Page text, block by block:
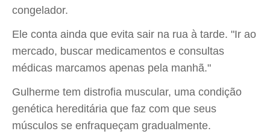
congelador.
Ele conta ainda que evita sair na rua à tarde. "Ir ao
mercado, buscar medicamentos e consultas
médicas marcamos apenas pela manhã."
Gulherme tem distrofia muscular, uma condição
genética hereditária que faz com que seus
músculos se enfraqueçam gradualmente.